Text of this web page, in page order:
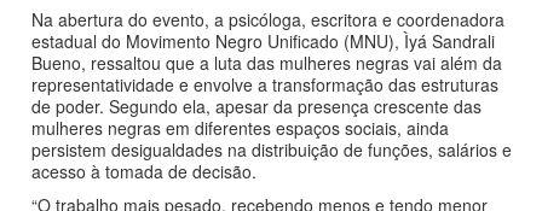
Na abertura do evento, a psicóloga, escritora e coordenadora
estadual do Movimento Negro Unificado (MNU), Ìyá Sandrali
Bueno, ressaltou que a luta das mulheres negras vai além da
representatividade e envolve a transformação das estruturas
de poder. Segundo ela, apesar da presença crescente das
mulheres negras em diferentes espaços sociais, ainda
persistem desigualdades na distribuição de funções, salários e
acesso à tomada de decisão.
“O trabalho mais pesado, recebendo menos e tendo menor